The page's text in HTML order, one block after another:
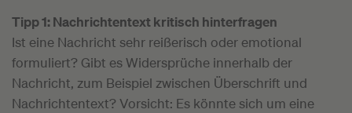
Tipp 1: Nachrichtentext kritisch hinterfragen
Ist eine Nachricht sehr reißerisch oder emotional
formuliert? Gibt es Widersprüche innerhalb der
Nachricht, zum Beispiel zwischen Überschrift und
Nachrichtentext? Vorsicht: Es könnte sich um eine